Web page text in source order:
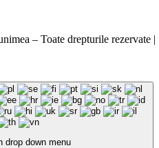
– Toate drepturile rezervate |